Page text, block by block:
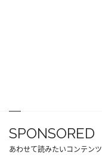
SPONSORED
あわせて読みたいコンテンツ